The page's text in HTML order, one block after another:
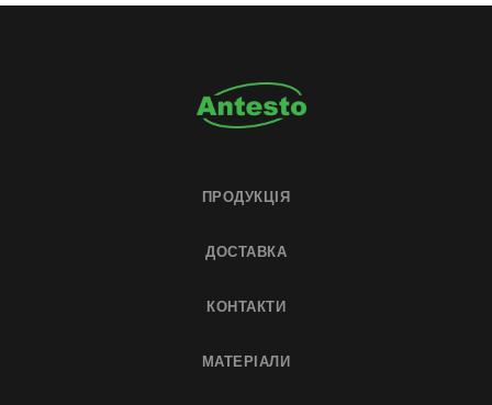
ПРОДУКЦІЯ
МАТЕРІАЛИ
ДОСТАВКА
КОНТАКТИ